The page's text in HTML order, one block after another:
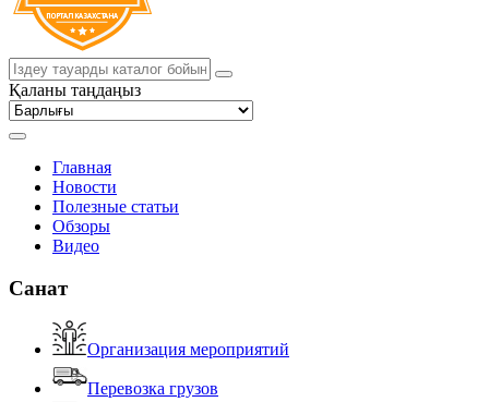
Қаланы таңдаңыз
Главная
Новости
Полезные статьи
Обзоры
Видео
Санат
Организация мероприятий
Перевозка грузов